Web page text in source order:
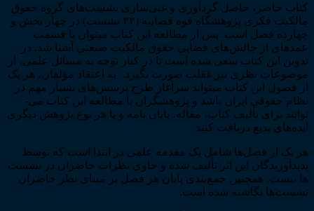
کتاب حاضر، حاصل گردآوری و غنی­‌سازی نشست­‌های گروه حقوق
مالکیت فکری پژوهشگاه قوه قضاییه (۲۲ نشست) در چهار بخش و
چهارده فصل است. پس از مطالعه این کتاب می­توان با قسمت
عمده­ای از چالش‌­های قضایی حقوق مالکیت صنعتی آشنا شد. در
تدوین این کتاب سعی شده است تا در کنار توجه به مسائل علمی، از
موضوعات نظری نیز غفلت صورت نگیرد. به اعتقاد مؤلفان، هر یک
از فصول این کتاب می­تواند سرآغاز طرح پرسش‌­های بسیار مهم در
نظام حقوقی ایران باشد و پژوهشگران با مطالعه این کتاب می‌­
توانند برای تألیف کتاب، مقاله، پایان­ نامه و یا هر نوع پژوهش دیگری
ایده­‌های بدیع دریافت کنند.
هر یک از فصل­‌ها شامل یک مقدمه علمی در ابتدا است که توسط
پدیدآورندگان این اثر تألیف شده و حاوی نظرات حاضران در نشست­‌
ها نیست. همچنین جمع‌­بندی پایان هر فصل بر مبنای نظر حاضران
نشست‌­ها نگاشته شده است.